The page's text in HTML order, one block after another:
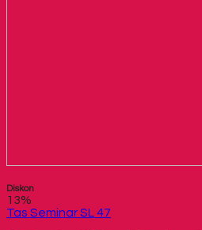
Diskon
13%
Tas Seminar SL 47